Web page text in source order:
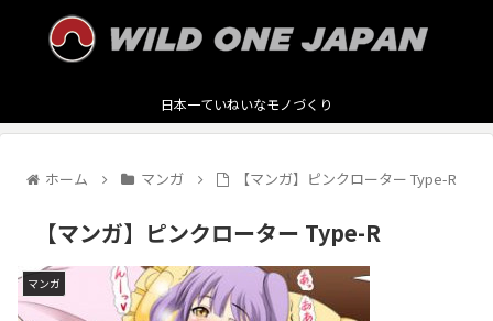
日本一ていねいなモノづくり
ホーム マンガ 【マンガ】ピンクローター Type-R
【マンガ】ピンクローター Type-R
マンガ